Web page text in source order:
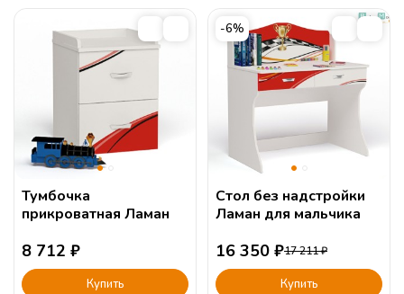
Тумбочка
прикроватная Ламан
8 712 ₽
Купить
-6%
Стол без надстройки
Ламан для мальчика
16 350 ₽17 211₽
Купить